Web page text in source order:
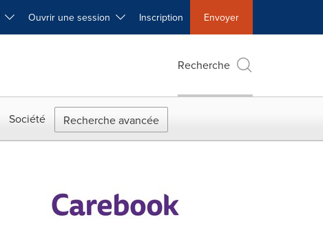
Ouvrir une session Inscription Envoyer
Recherche
Société Recherche avancée